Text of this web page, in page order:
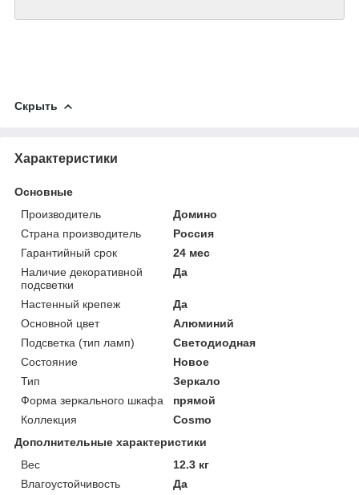
Скрыть
Характеристики
Основные
Производитель
Домино
Страна производитель
Россия
Гарантийный срок
24 мес
Наличие декоративной
подсветки
Да
Настенный крепеж
Да
Основной цвет
Алюминий
Подсветка (тип ламп)
Светодиодная
Состояние
Новое
Тип
Зеркало
Форма зеркального шкафа
прямой
Коллекция
Cosmo
Дополнительные характеристики
Вес
12.3 кг
Влагоустойчивость
Да